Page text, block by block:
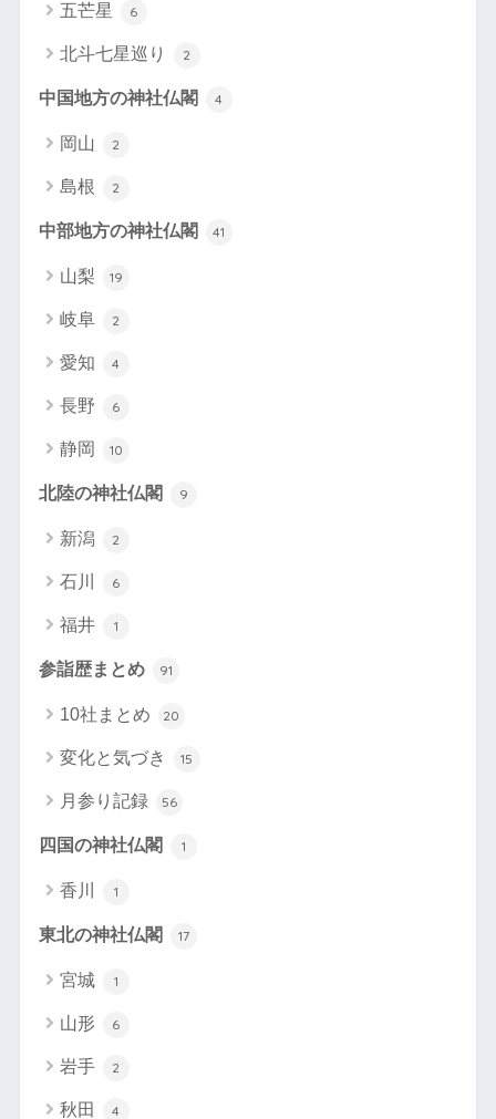
五芒星 6
北斗七星巡り 2
中国地方の神社仏閣 4
岡山 2
島根 2
中部地方の神社仏閣 41
山梨 19
岐阜 2
愛知 4
長野 6
静岡 10
北陸の神社仏閣 9
新潟 2
石川 6
福井 1
参詣歴まとめ 91
10社まとめ 20
変化と気づき 15
月参り記録 56
四国の神社仏閣 1
香川 1
東北の神社仏閣 17
宮城 1
山形 6
岩手 2
秋田 4